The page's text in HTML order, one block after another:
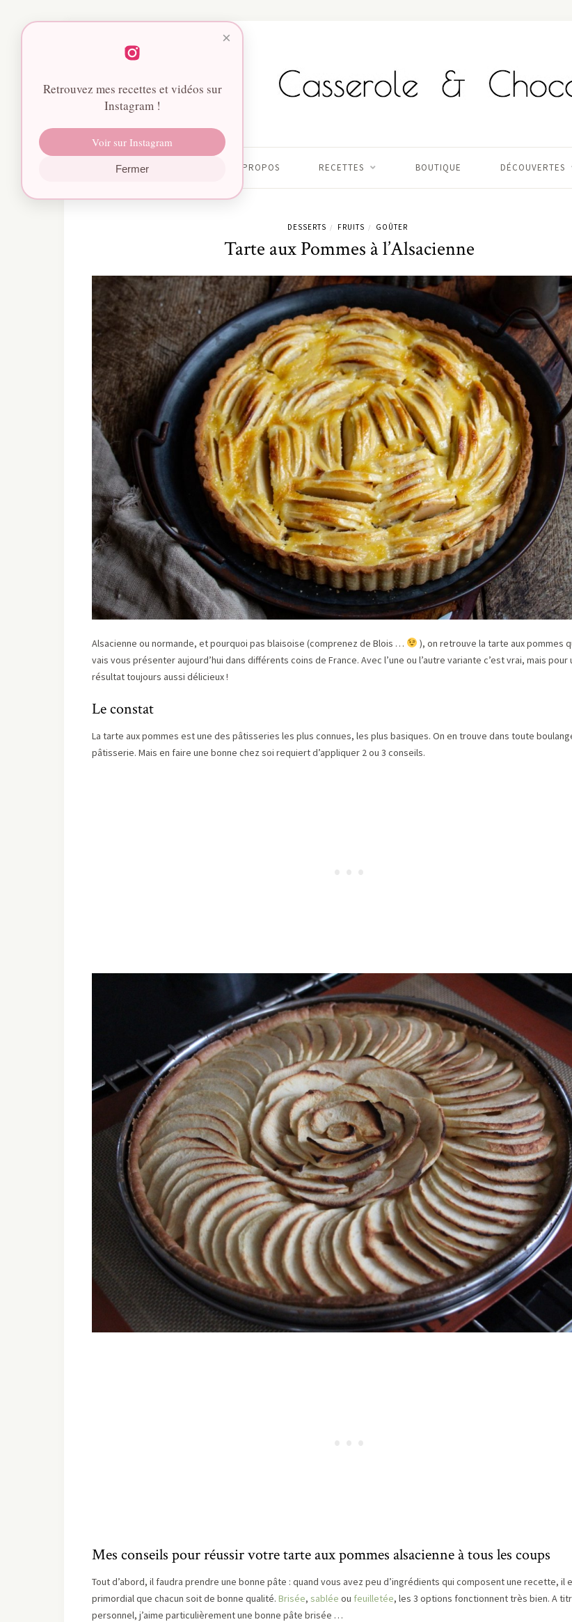
À PROPOS RECETTES BOUTIQUE DÉCOUVERTES
DESSERTS / FRUITS / GOÛTER
Tarte aux Pommes à l’Alsacienne
Alsacienne ou normande, et pourquoi pas blaisoise (comprenez de Blois …
), on retrouve la tarte aux pommes
vais vous présenter aujourd’hui dans différents coins de France. Avec l’une ou l’autre variante c’est vrai, mais pour
résultat toujours aussi délicieux !
Le constat
La tarte aux pommes est une des pâtisseries les plus connues, les plus basiques. On en trouve dans toute
pâtisserie. Mais en faire une bonne chez soi requiert d’appliquer 2 ou 3 conseils.
Mes conseils pour réussir votre tarte aux pommes alsacienne à tous les coups
Tout d’abord, il faudra prendre une bonne pâte : quand vous avez peu d’ingrédients qui composent une recette, il
primordial que chacun soit de bonne qualité. Brisée, sablée ou feuilletée, les 3 options fonctionnent très bien. A
personnel, j’aime particulièrement une bonne pâte brisée …
×
Retrouvez mes recettes et vidéos sur
Instagram !
Voir sur Instagram
Fermer